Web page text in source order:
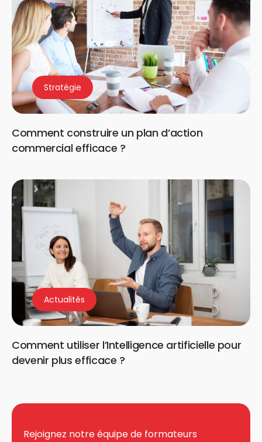
Comment construire un plan d’action
commercial efficace ?
Stratégie
Comment utiliser l’Intelligence artificielle pour
devenir plus efficace ?
Actualités
Rejoignez notre équipe de formateurs